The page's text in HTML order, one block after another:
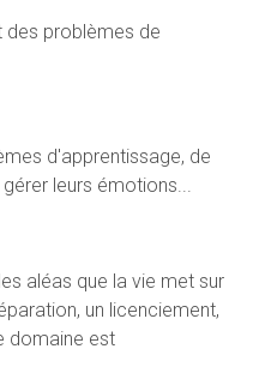
des problèmes de
d'apprentissage, de
leurs émotions...
aléas que la vie met sur
un licenciement,
domaine est